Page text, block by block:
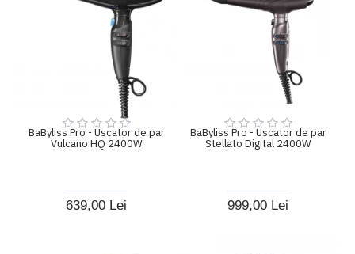
BaByliss Pro - Uscator de par
Vulcano HQ 2400W
639,00 Lei
BaByliss Pro - Uscator de par
Stellato Digital 2400W
999,00 Lei